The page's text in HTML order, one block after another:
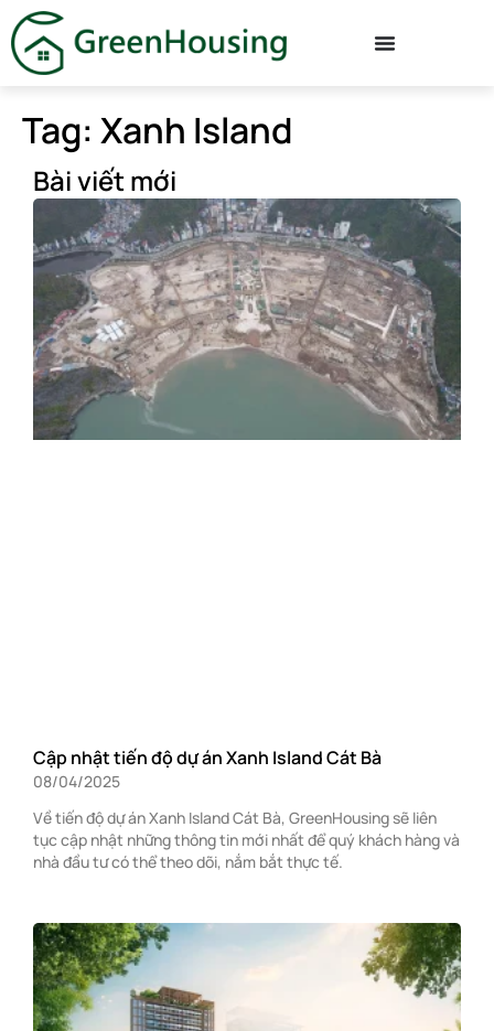
Tag: Xanh Island
Bài viết mới
Cập nhật tiến độ dự án Xanh Island Cát Bà
08/04/2025
Về tiến độ dự án Xanh Island Cát Bà, GreenHousing sẽ liên
tục cập nhật những thông tin mới nhất để quý khách hàng và
nhà đầu tư có thể theo dõi, nắm bắt thực tế.